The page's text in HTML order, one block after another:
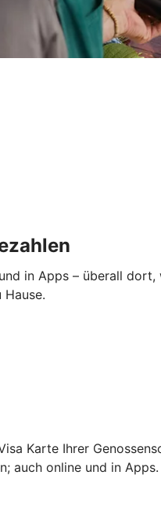
in Apps – überall
Karte Ihrer
auch online und in